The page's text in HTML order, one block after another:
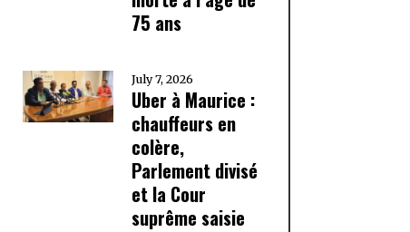
75 ans
July 7, 2026
Uber à Maurice :
chauffeurs en
colère,
Parlement divisé
et la Cour
suprême saisie